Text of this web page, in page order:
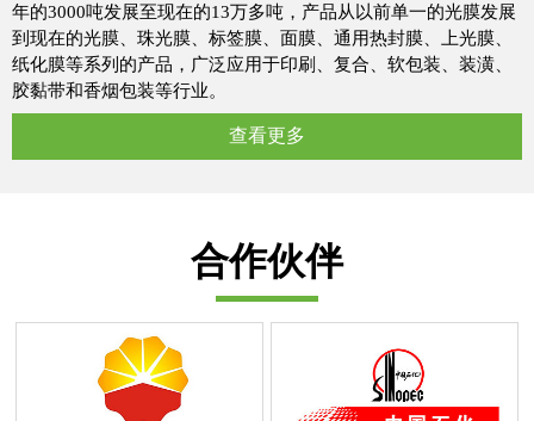
年的3000吨发展至现在的13万多吨，产品从以前单一的光膜发展
到现在的光膜、珠光膜、标签膜、面膜、通用热封膜、上光膜、
纸化膜等系列的产品，广泛应用于印刷、复合、软包装、装潢、
胶黏带和香烟包装等行业。
查看更多
合作伙伴